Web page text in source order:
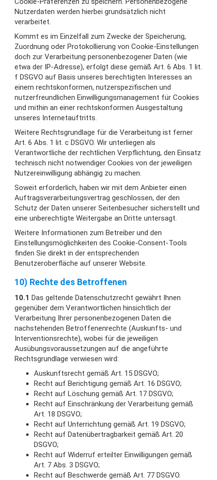
Nutzerdaten werden hierbei grundsätzlich nicht
verarbeitet.
Kommt es im Einzelfall zum Zwecke der Speicherung,
Zuordnung oder Protokollierung von Cookie-Einstellungen
doch zur Verarbeitung personenbezogener Daten (wie
etwa der IP-Adresse), erfolgt diese gemäß Art. 6 Abs. 1 lit.
f DSGVO auf Basis unseres berechtigten Interesses an
einem rechtskonformen, nutzerspezifischen und
nutzerfreundlichen Einwilligungsmanagement für Cookies
und mithin an einer rechtskonformen Ausgestaltung
unseres Internetauftritts.
Weitere Rechtsgrundlage für die Verarbeitung ist ferner
Art. 6 Abs. 1 lit. c DSGVO. Wir unterliegen als
Verantwortliche der rechtlichen Verpflichtung, den Einsatz
technisch nicht notwendiger Cookies von der jeweiligen
Nutzereinwilligung abhängig zu machen.
Soweit erforderlich, haben wir mit dem Anbieter einen
Auftragsverarbeitungsvertrag geschlossen, der den
Schutz der Daten unserer Seitenbesucher sicherstellt und
eine unberechtigte Weitergabe an Dritte untersagt.
Weitere Informationen zum Betreiber und den
Einstellungsmöglichkeiten des Cookie-Consent-Tools
finden Sie direkt in der entsprechenden
Benutzeroberfläche auf unserer Website.
10) Rechte des Betroffenen
10.1 Das geltende Datenschutzrecht gewährt Ihnen
gegenüber dem Verantwortlichen hinsichtlich der
Verarbeitung Ihrer personenbezogenen Daten die
nachstehenden Betroffenenrechte (Auskunfts- und
Interventionsrechte), wobei für die jeweiligen
Ausübungsvoraussetzungen auf die angeführte
Rechtsgrundlage verwiesen wird:
Auskunftsrecht gemäß Art. 15 DSGVO;
Recht auf Berichtigung gemäß Art. 16 DSGVO;
Recht auf Löschung gemäß Art. 17 DSGVO;
Recht auf Einschränkung der Verarbeitung gemäß
Art. 18 DSGVO;
Recht auf Unterrichtung gemäß Art. 19 DSGVO;
Recht auf Datenübertragbarkeit gemäß Art. 20
DSGVO;
Recht auf Widerruf erteilter Einwilligungen gemäß
Art. 7 Abs. 3 DSGVO;
Recht auf Beschwerde gemäß Art. 77 DSGVO.